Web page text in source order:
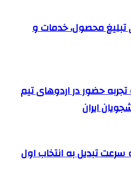
محصول، خدمات و
حضور در اردوهای تیم
ایران
‌سرعت تبدیل به انتخاب اول